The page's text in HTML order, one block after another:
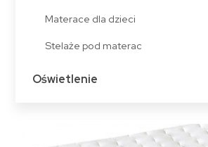
Materace dla dzieci
Stelaże pod materac
Oświetlenie